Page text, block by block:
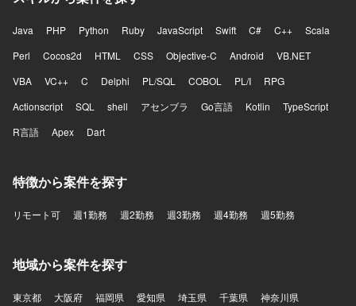
Java PHP Python Ruby JavaScript Swift C# C++
Scala
Perl
Cocos2d HTML CSS Objective-C Android
VB.NET
VBA
VC++ C Delphi PL/SQL COBOL PL/I
RPG
Actionscript
SQL shell アセンブラ Go言語 Kotlin
TypeScript
R言語
Apex Dart
特徴から案件を探す
リモート可 週1勤務 週2勤務 週3勤務 週4勤務 週5勤務
地域から案件を探す
東京都 大阪府 福岡県 愛知県 埼玉県 千葉県 神奈川県